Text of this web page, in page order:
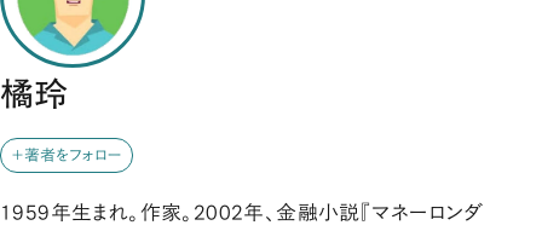
橘玲
＋著者をフォロー
1959年生まれ。作家。2002年、金融小説『マネーロンダ